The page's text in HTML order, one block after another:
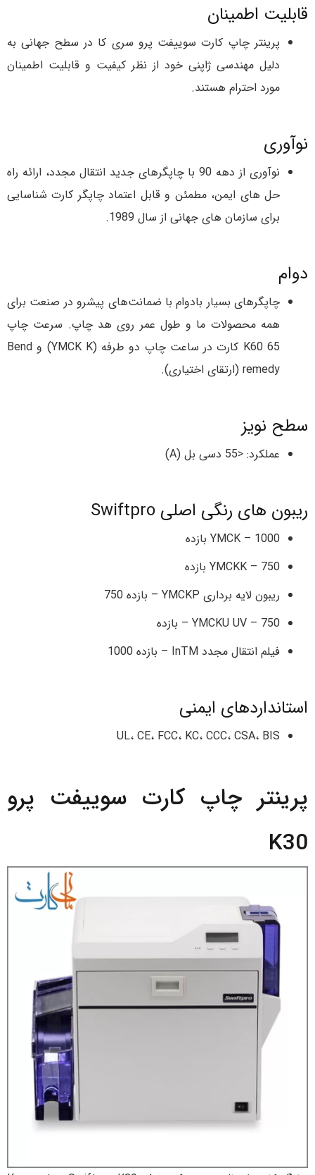
قابلیت اطمینان
پرینتر چاپ کارت سوییفت پرو سری کا در سطح جهانی به
دلیل مهندسی ژاپنی خود از نظر کیفیت و قابلیت اطمینان
مورد احترام هستند.
نوآوری
نوآوری از دهه 90 با چاپگرهای جدید انتقال مجدد، ارائه راه
حل های ایمن، مطمئن و قابل اعتماد چاپگر کارت شناسایی
برای سازمان های جهانی از سال 1989.
دوام
چاپگرهای بسیار بادوام با ضمانت‌های پیشرو در صنعت برای
همه محصولات ما و طول عمر روی هد چاپ. سرعت چاپ
K60 65 کارت در ساعت چاپ دو طرفه (YMCK K) و Bend
remedy (ارتقای اختیاری).
سطح نویز
عملکرد: <55 دسی بل (A)
ریبون های رنگی اصلی Swiftpro
YMCK – 1000 بازده
YMCKK – 750 بازده
ریبون لایه برداری YMCKP – بازده 750
YMCKU UV – 750 – بازده
فیلم انتقال مجدد InTM – بازده 1000
استانداردهای ایمنی
UL، CE، FCC، KC، CCC، CSA، BIS
پرینتر چاپ کارت سوییفت پرو
K30